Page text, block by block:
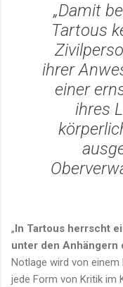
„Damit
Tartous
ihrer
einer
ihres
„In Tartous herrscht
unter den Anhängern
Notlage wird von einem
jede Form von Kritik im